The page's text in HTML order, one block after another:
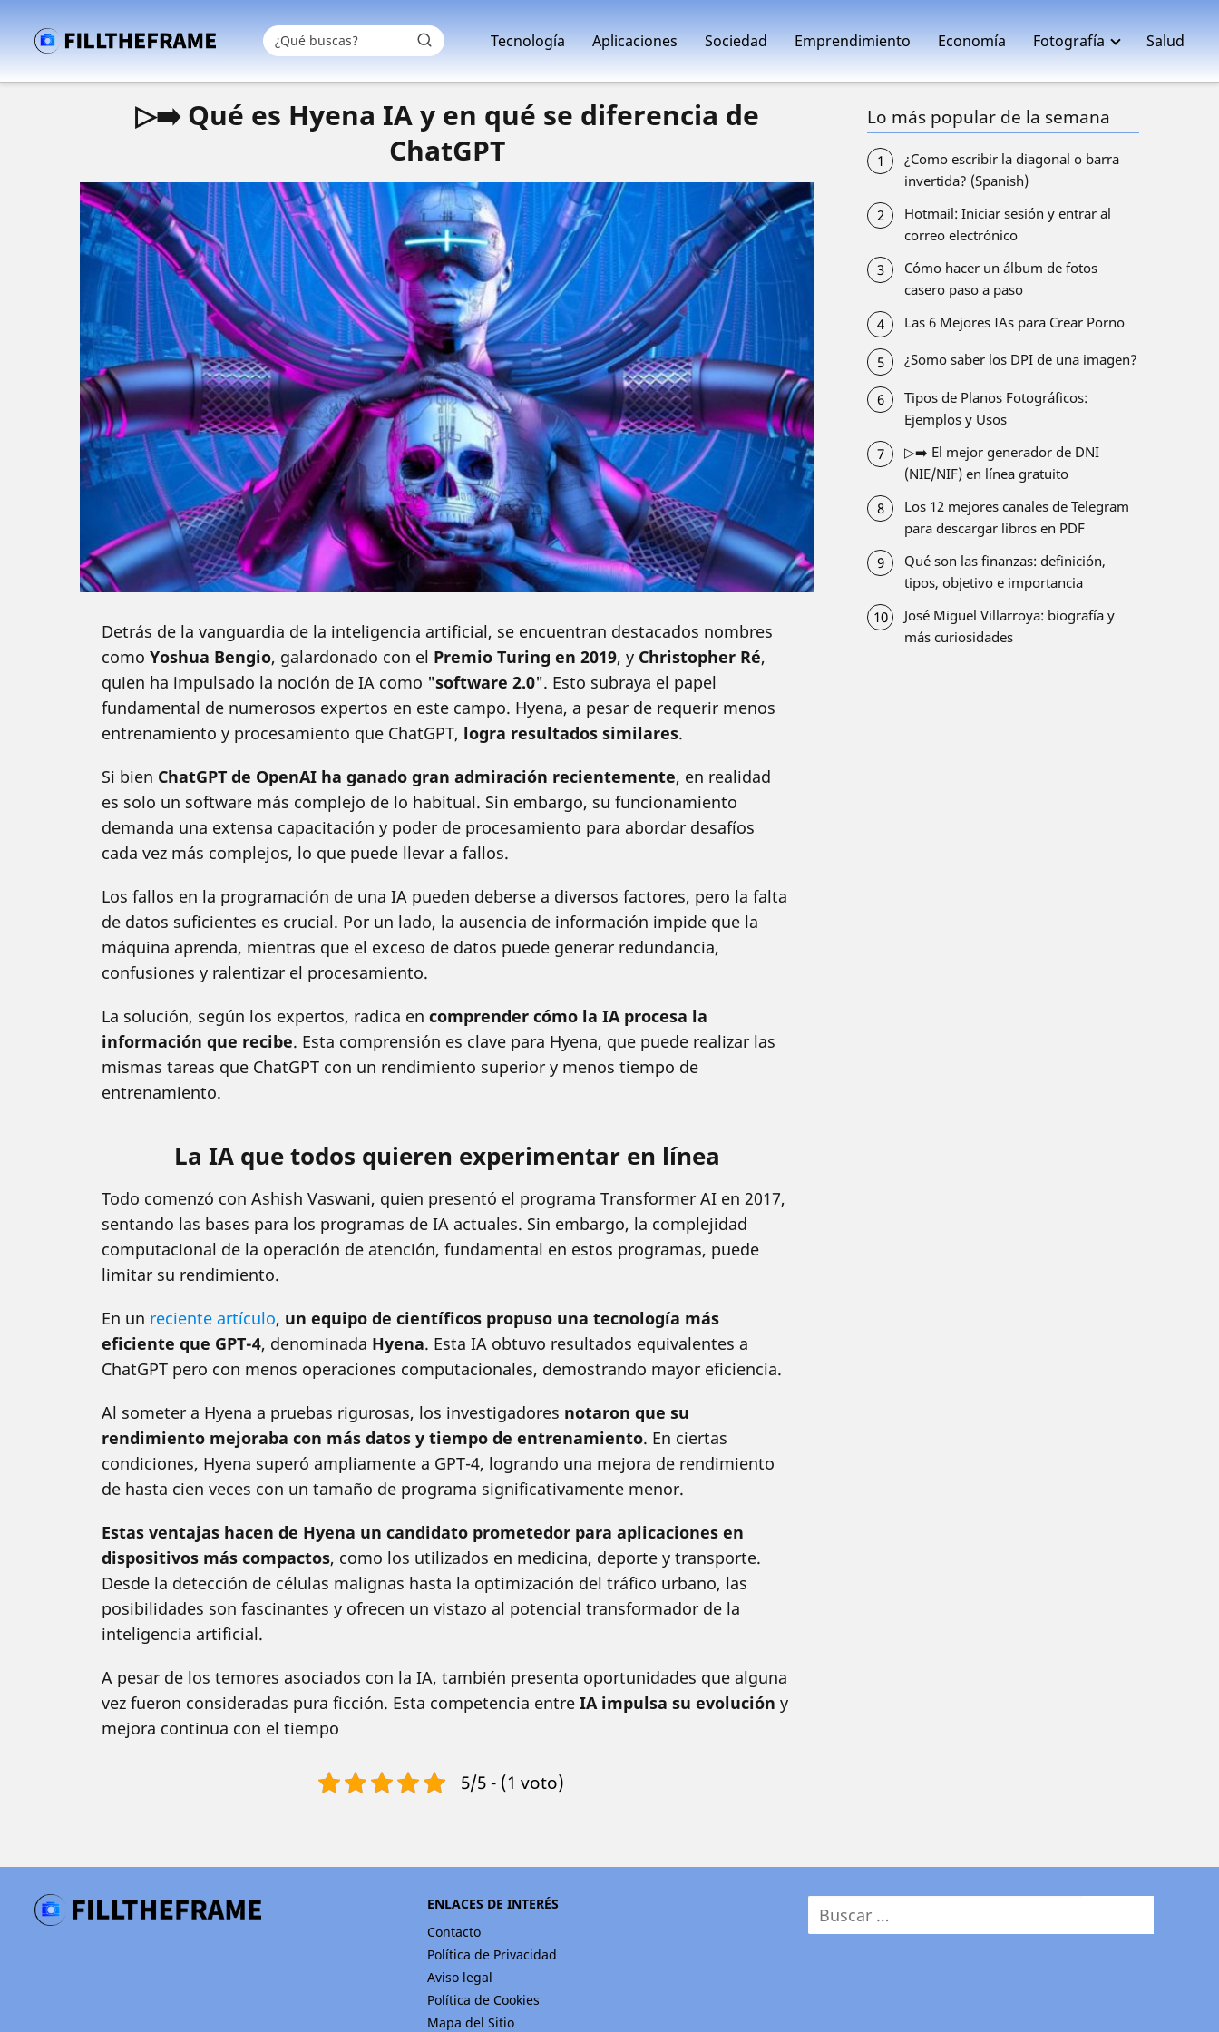
Tecnología Aplicaciones Sociedad Emprendimiento Economía Fotografía Salud
▷➡️ Qué es Hyena IA y en qué se diferencia de
ChatGPT
Detrás de la vanguardia de la inteligencia artificial, se encuentran destacados nombres
como Yoshua Bengio, galardonado con el Premio Turing en 2019, y Christopher Ré,
quien ha impulsado la noción de IA como "software 2.0". Esto subraya el papel
fundamental de numerosos expertos en este campo. Hyena, a pesar de requerir menos
entrenamiento y procesamiento que ChatGPT, logra resultados similares.
Si bien ChatGPT de OpenAI ha ganado gran admiración recientemente, en realidad
es solo un software más complejo de lo habitual. Sin embargo, su funcionamiento
demanda una extensa capacitación y poder de procesamiento para abordar desafíos
cada vez más complejos, lo que puede llevar a fallos.
Los fallos en la programación de una IA pueden deberse a diversos factores, pero la falta
de datos suficientes es crucial. Por un lado, la ausencia de información impide que la
máquina aprenda, mientras que el exceso de datos puede generar redundancia,
confusiones y ralentizar el procesamiento.
La solución, según los expertos, radica en comprender cómo la IA procesa la
información que recibe. Esta comprensión es clave para Hyena, que puede realizar las
mismas tareas que ChatGPT con un rendimiento superior y menos tiempo de
entrenamiento.
La IA que todos quieren experimentar en línea
Todo comenzó con Ashish Vaswani, quien presentó el programa Transformer AI en 2017,
sentando las bases para los programas de IA actuales. Sin embargo, la complejidad
computacional de la operación de atención, fundamental en estos programas, puede
limitar su rendimiento.
En un reciente artículo, un equipo de científicos propuso una tecnología más
eficiente que GPT-4, denominada Hyena. Esta IA obtuvo resultados equivalentes a
ChatGPT pero con menos operaciones computacionales, demostrando mayor eficiencia.
Al someter a Hyena a pruebas rigurosas, los investigadores notaron que su
rendimiento mejoraba con más datos y tiempo de entrenamiento. En ciertas
condiciones, Hyena superó ampliamente a GPT-4, logrando una mejora de rendimiento
de hasta cien veces con un tamaño de programa significativamente menor.
Estas ventajas hacen de Hyena un candidato prometedor para aplicaciones en
dispositivos más compactos, como los utilizados en medicina, deporte y transporte.
Desde la detección de células malignas hasta la optimización del tráfico urbano, las
posibilidades son fascinantes y ofrecen un vistazo al potencial transformador de la
inteligencia artificial.
A pesar de los temores asociados con la IA, también presenta oportunidades que alguna
vez fueron consideradas pura ficción. Esta competencia entre IA impulsa su evolución y
mejora continua con el tiempo
5/5 - (1 voto)
Lo más popular de la semana
¿Como escribir la diagonal o barra
invertida? (Spanish)
Hotmail: Iniciar sesión y entrar al
correo electrónico
Cómo hacer un álbum de fotos
casero paso a paso
Las 6 Mejores IAs para Crear Porno
¿Somo saber los DPI de una imagen?
Tipos de Planos Fotográficos:
Ejemplos y Usos
▷➡️ El mejor generador de DNI
(NIE/NIF) en línea gratuito
Los 12 mejores canales de Telegram
para descargar libros en PDF
Qué son las finanzas: definición,
tipos, objetivo e importancia
José Miguel Villarroya: biografía y
más curiosidades
ENLACES DE INTERÉS
Contacto
Política de Privacidad
Aviso legal
Política de Cookies
Mapa del Sitio